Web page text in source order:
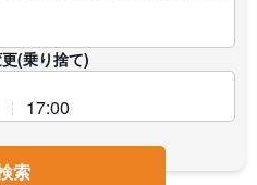
(乗り捨て)
索